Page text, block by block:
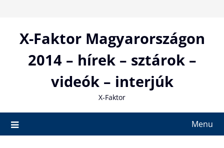
contentX-Faktor Magyarországon
2014 – hírek – sztárok –
videók – interjúk
X-Faktor
Menu